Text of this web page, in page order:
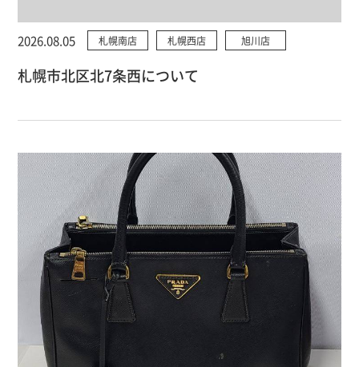
2026.08.05 札幌南店 札幌西店 旭川店
札幌市北区北7条西について